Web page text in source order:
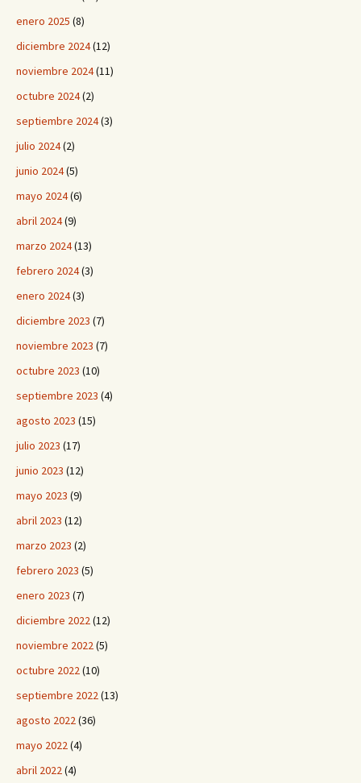
enero 2025 (8)
diciembre 2024(12)
noviembre 2024(11)
octubre 2024(2)
septiembre 2024(3)
julio 2024(2)
junio 2024(5)
mayo 2024(6)
abril 2024(9)
marzo 2024(13)
febrero 2024(3)
enero 2024(3)
diciembre 2023 (7)
noviembre 2023 (7)
octubre 2023 (10)
septiembre 2023 (4)
agosto 2023 (15)
julio 2023 (17)
junio 2023 (12)
mayo 2023 (9)
abril 2023 (12)
marzo 2023 (2)
febrero 2023 (5)
enero 2023 (7)
diciembre 2022(12)
noviembre 2022(5)
octubre 2022(10)
septiembre 2022(13)
agosto 2022(36)
mayo 2022(4)
abril 2022(4)